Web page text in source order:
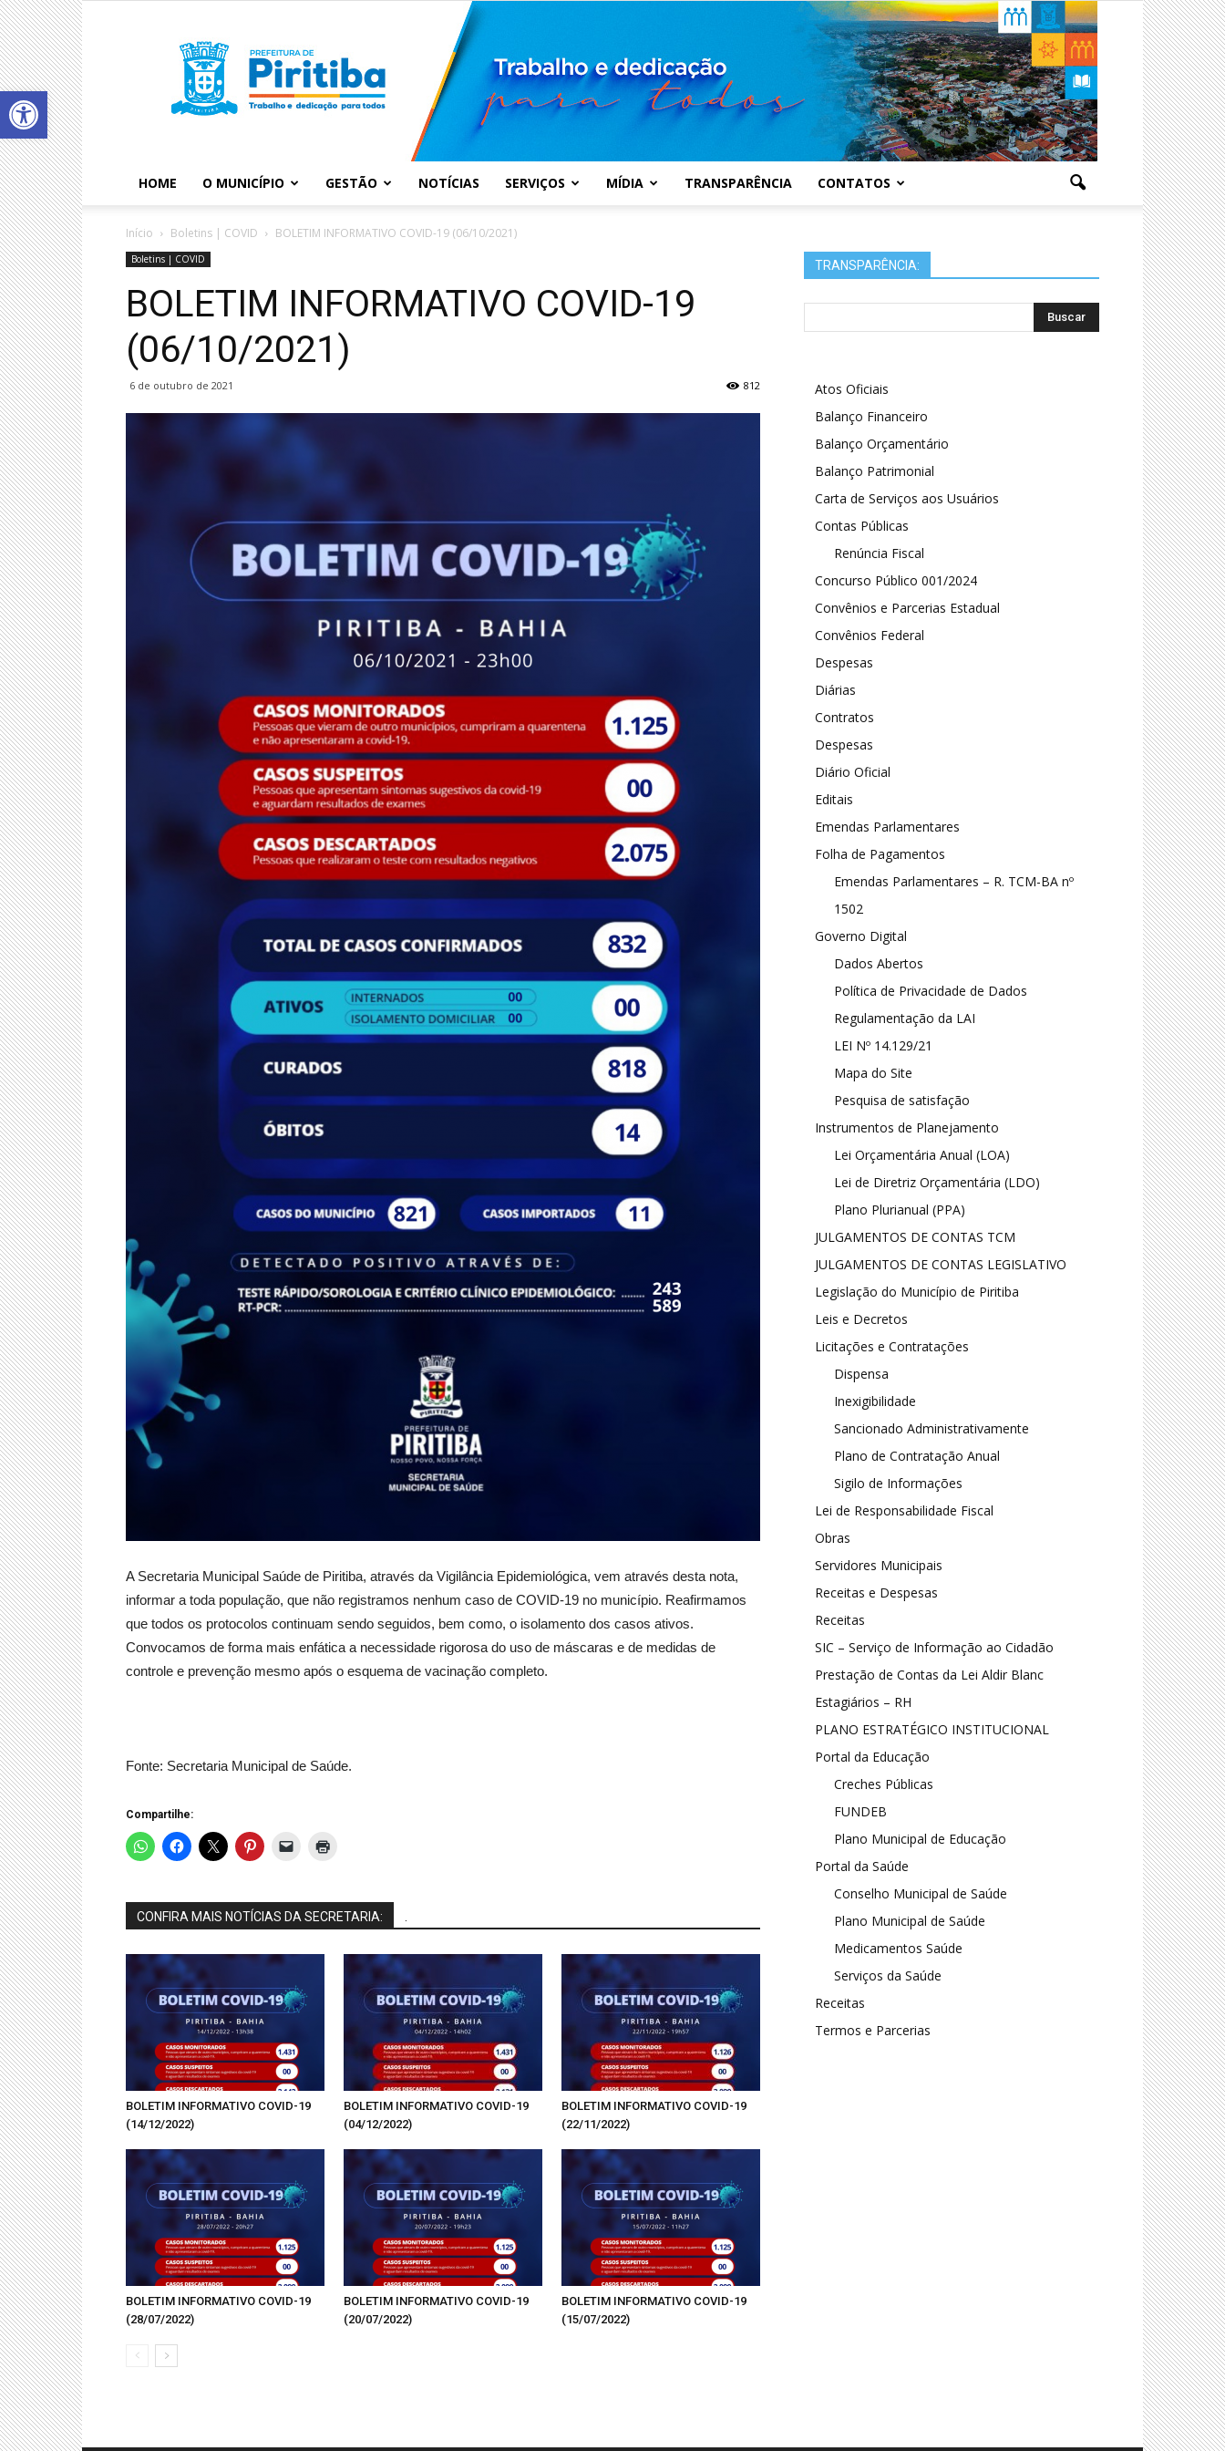
Abrir a barra de ferramentas
Piritiba
HOME O MUNICÍPIO GESTÃO NOTÍCIAS SERVIÇOS MÍDIA TRANSPARÊNCIA CONTATOS
Início Boletins | COVID BOLETIM INFORMATIVO COVID-19 (06/10/2021)
Boletins | COVID
BOLETIM INFORMATIVO COVID-19
(06/10/2021)
6 de outubro de 2021 812
A Secretaria Municipal Saúde de Piritiba, através da Vigilância Epidemiológica, vem através desta nota,
informar a toda população, que não registramos nenhum caso de COVID-19 no município. Reafirmamos
que todos os protocolos continuam sendo seguidos, bem como, o isolamento dos casos ativos.
Convocamos de forma mais enfática a necessidade rigorosa do uso de máscaras e de medidas de
controle e prevenção mesmo após o esquema de vacinação completo.
Fonte: Secretaria Municipal de Saúde.
Compartilhe:
CONFIRA MAIS NOTÍCIAS DA SECRETARIA:
BOLETIM INFORMATIVO COVID-19
(14/12/2022)
BOLETIM INFORMATIVO COVID-19
(04/12/2022)
BOLETIM INFORMATIVO COVID-19
(22/11/2022)
BOLETIM INFORMATIVO COVID-19
(28/07/2022)
BOLETIM INFORMATIVO COVID-19
(20/07/2022)
BOLETIM INFORMATIVO COVID-19
(15/07/2022)
TRANSPARÊNCIA:
Atos Oficiais
Balanço Financeiro
Balanço Orçamentário
Balanço Patrimonial
Carta de Serviços aos Usuários
Contas Públicas
Renúncia Fiscal
Concurso Público 001/2024
Convênios e Parcerias Estadual
Convênios Federal
Despesas
Diárias
Contratos
Despesas
Diário Oficial
Editais
Emendas Parlamentares
Folha de Pagamentos
Emendas Parlamentares – R. TCM-BA nº
1502
Governo Digital
Dados Abertos
Política de Privacidade de Dados
Regulamentação da LAI
LEI Nº 14.129/21
Mapa do Site
Pesquisa de satisfação
Instrumentos de Planejamento
Lei Orçamentária Anual (LOA)
Lei de Diretriz Orçamentária (LDO)
Plano Plurianual (PPA)
JULGAMENTOS DE CONTAS TCM
JULGAMENTOS DE CONTAS LEGISLATIVO
Legislação do Município de Piritiba
Leis e Decretos
Licitações e Contratações
Dispensa
Inexigibilidade
Sancionado Administrativamente
Plano de Contratação Anual
Sigilo de Informações
Lei de Responsabilidade Fiscal
Obras
Servidores Municipais
Receitas e Despesas
Receitas
SIC – Serviço de Informação ao Cidadão
Prestação de Contas da Lei Aldir Blanc
Estagiários – RH
PLANO ESTRATÉGICO INSTITUCIONAL
Portal da Educação
Creches Públicas
FUNDEB
Plano Municipal de Educação
Portal da Saúde
Conselho Municipal de Saúde
Plano Municipal de Saúde
Medicamentos Saúde
Serviços da Saúde
Receitas
Termos e Parcerias